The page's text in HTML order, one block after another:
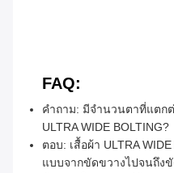
FAQ:
คําถาม: มีจํานวนตาที่แตก
ULTRA WIDE BOLTING?
ตอบ: เสื้อผ้า ULTRA
แบบจากขัดขวางไปจนถึง